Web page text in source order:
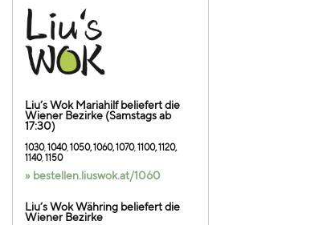
Liu’s Wok Mariahilf beliefert die
Wiener Bezirke (Samstags ab
17:30)
1030, 1040, 1050, 1060, 1070, 1100, 1120,
1140, 1150
» bestellen.liuswok.at/1060
Liu’s Wok Währing beliefert die
Wiener Bezirke